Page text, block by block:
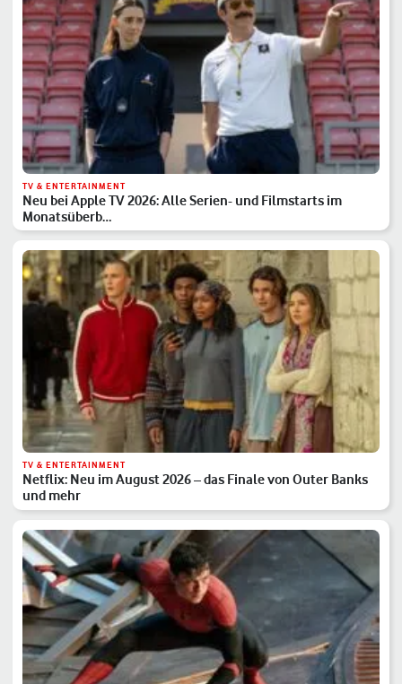
TV & ENTERTAINMENT
Neu bei Apple TV 2026: Alle Serien- und Filmstarts im
Monatsüberb…
TV & ENTERTAINMENT
Netflix: Neu im August 2026 – das Finale von Outer Banks
und mehr